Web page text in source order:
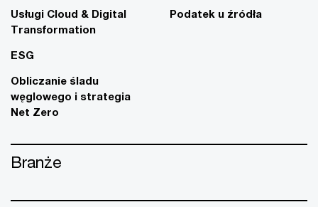
Usługi Cloud & Digital
Transformation
ESG
Obliczanie śladu
węglowego i strategia
Net Zero
Podatek u źródła
Branże